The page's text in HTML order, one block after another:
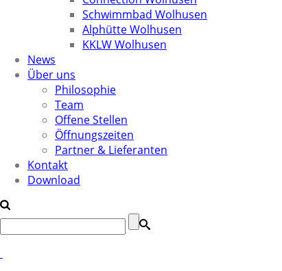
Schwimmbad Wolhusen
Alphütte Wolhusen
KKLW Wolhusen
News
Über uns
Philosophie
Team
Offene Stellen
Öffnungszeiten
Partner & Lieferanten
Kontakt
Download